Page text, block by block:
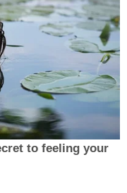
to feeling your